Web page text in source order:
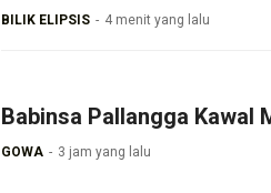
BILIK ELIPSIS 4 menit yang lalu
Babinsa Pallangga Kawal
GOWA 3 jam yang lalu